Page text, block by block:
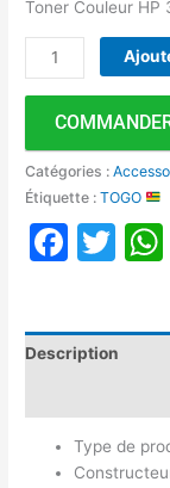
Toner Couleur HP
Catégories :
Étiquette :TOGO
Description
Type de